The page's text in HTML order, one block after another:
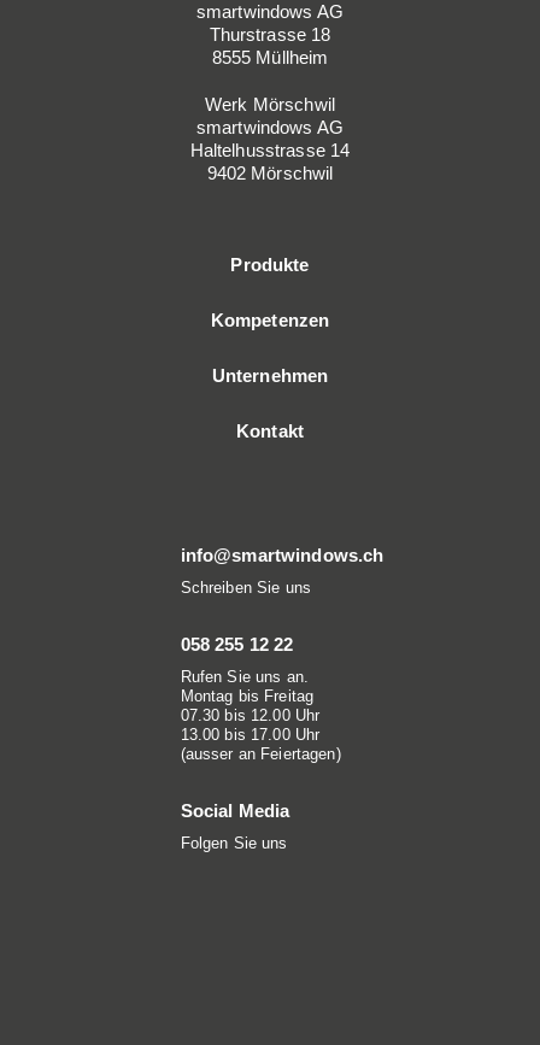
smartwindows AG
Thurstrasse 18
8555 Müllheim
Werk Mörschwil
smartwindows AG
Haltelhusstrasse 14
9402 Mörschwil
Produkte
Kompetenzen
Unternehmen
Kontakt
info@smartwindows.ch
Schreiben Sie uns
058 255 12 22
Rufen Sie uns an.
Montag bis Freitag
07.30 bis 12.00 Uhr
13.00 bis 17.00 Uhr
(ausser an Feiertagen)
Social Media
Folgen Sie uns